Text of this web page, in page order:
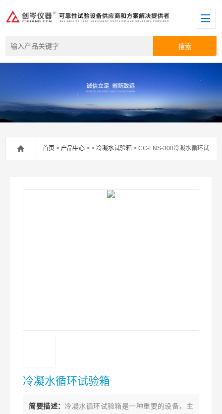
首页 >产品中心 > >冷凝水试验箱 > CC-LNS-300冷凝水循环试验箱
冷凝水循环试验箱
简要描述： 冷凝水循环试验箱是一种重要的设备，主